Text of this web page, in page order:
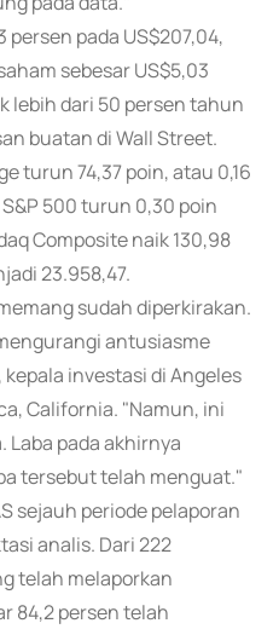
pada US$207,04,
sebesar US$5,03
lebih dari 50 persen tahun
buatan di Wall Street.
turun 74,37 poin, atau 0,16
500 turun 0,30 poin
Composite naik 130,98
23.958,47.
sudah diperkirakan.
antusiasme
investasi di Angeles
California. "Namun, ini
Laba pada akhirnya
tersebut telah menguat."
sejauh periode pelaporan
analis. Dari 222
telah melaporkan
84,2 persen telah